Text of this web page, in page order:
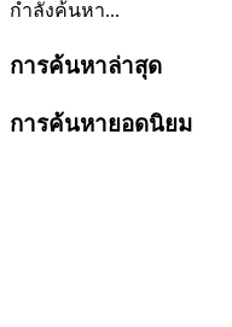
กำลังค้นหา...
การค้นหาล่าสุด
การค้นหายอดนิยม